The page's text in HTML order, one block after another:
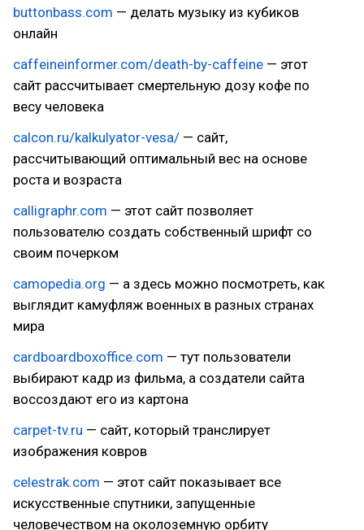
buttonbass.com — делать музыку из кубиков
онлайн
caffeineinformer.com/death-by-caffeine — этот
сайт рассчитывает смертельную дозу кофе по
весу человека
calcon.ru/kalkulyator-vesa/ — сайт,
рассчитывающий оптимальный вес на основе
роста и возраста
calligraphr.com — этот сайт позволяет
пользователю создать собственный шрифт со
своим почерком
camopedia.org — а здесь можно посмотреть, как
выглядит камуфляж военных в разных странах
мира
cardboardboxoffice.com — тут пользователи
выбирают кадр из фильма, а создатели сайта
воссоздают его из картона
carpet-tv.ru — сайт, который транслирует
изображения ковров
celestrak.com — этот сайт показывает все
искусственные спутники, запущенные
человечеством на околоземную орбиту